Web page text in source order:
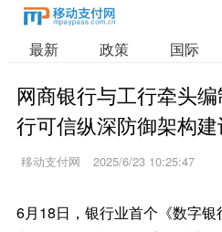
最新 政策 国际
网商银行与工行牵头
行可信纵深防御架构建
移动支付网 2025/6/23 10:25:47
6月18日，银行业首个《数字